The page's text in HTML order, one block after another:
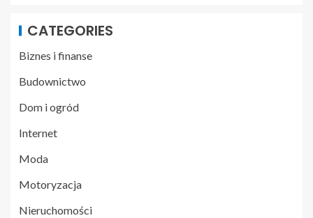
CATEGORIES
Biznes i finanse
Budownictwo
Dom i ogród
Internet
Moda
Motoryzacja
Nieruchomości